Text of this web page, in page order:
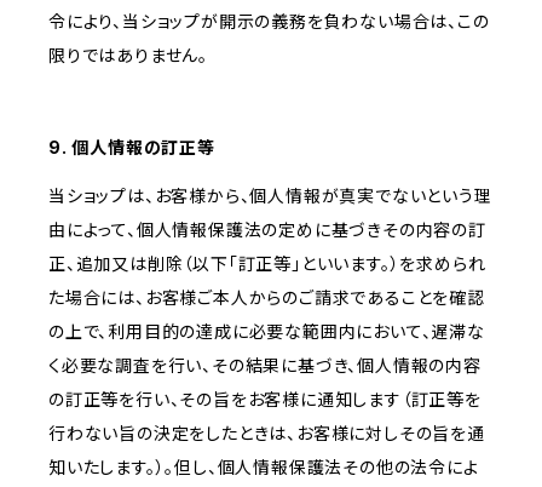
令により、当ショップが開示の義務を負わない場合は、この
限りではありません。
9. 個人情報の訂正等
当ショップは、お客様から、個人情報が真実でないという理
由によって、個人情報保護法の定めに基づきその内容の訂
正、追加又は削除（以下「訂正等」といいます。）を求められ
た場合には、お客様ご本人からのご請求であることを確認
の上で、利用目的の達成に必要な範囲内において、遅滞な
く必要な調査を行い、その結果に基づき、個人情報の内容
の訂正等を行い、その旨をお客様に通知します（訂正等を
行わない旨の決定をしたときは、お客様に対しその旨を通
知いたします。）。但し、個人情報保護法その他の法令によ